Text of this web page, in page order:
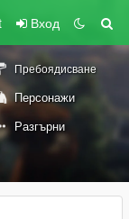
Вход
Пребоядисване
Персонажи
Разгърни